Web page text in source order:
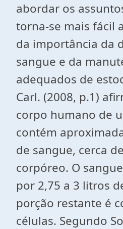
abordar os
torna-se mais fácil
da importância da
sangue e da
adequados de
Carl. (2008, p.1)
corpo humano de
contém
de sangue, cerca
corpóreo. O
por 2,75 a 3 litros
porção restante é
células. Segundo